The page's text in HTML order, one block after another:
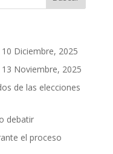
Diciembre, 2025
Noviembre, 2025
de las elecciones
debatir
el proceso